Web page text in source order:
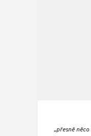
„přesně něco